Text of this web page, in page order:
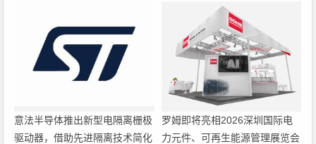
意法半导体推出新型电隔离栅极
驱动器，借助先进隔离技术简化
罗姆即将亮相2026深圳国际电
力元件、可再生能源管理展览会